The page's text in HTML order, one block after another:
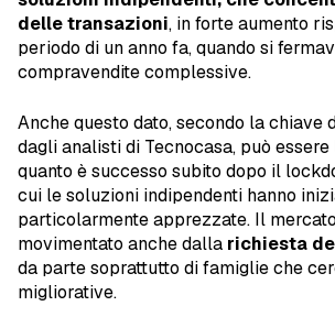
delle transazioni, in forte aumento
periodo di un anno fa, quando si
compravendite complessive.
Anche questo dato, secondo la chiave
dagli analisti di Tecnocasa, può
quanto è successo subito dopo il
cui le soluzioni indipendenti hanno
particolarmente apprezzate. Il
movimentato anche dalla richiesta
da parte soprattutto di famiglie che
migliorative.